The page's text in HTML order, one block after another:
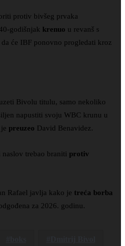
protiv bivšeg prvaka
godišnjak krenuo u revanš s
će IBF ponovno progledati kroz
Bivolu titulu, samo nekoliko
napustiti svoju WBC krunu u
preuzeo David Benavidez.
trebao braniti protiv
Rafael javlja kako je treća borba
za 2026. godinu.